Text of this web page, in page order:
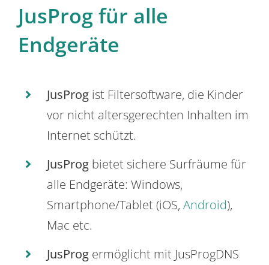
JusProg für alle
Endgeräte
JusProg ist Filtersoftware, die Kinder
vor nicht altersgerechten Inhalten im
Internet schützt.
JusProg bietet sichere Surfräume für
alle Endgeräte: Windows,
Smartphone/Tablet (iOS, Android),
Mac etc.
JusProg ermöglicht mit JusProgDNS